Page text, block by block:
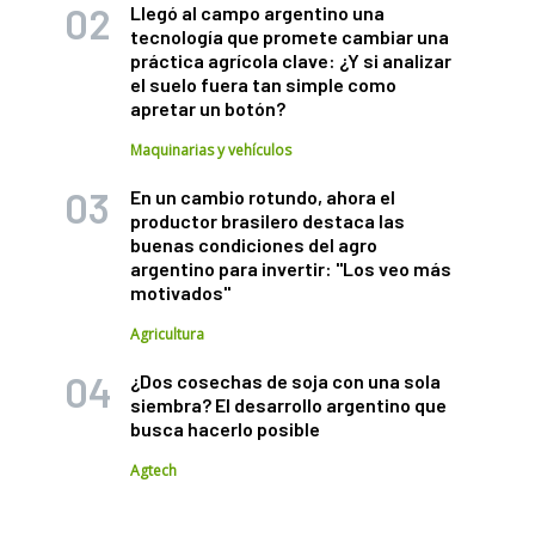
Llegó al campo argentino una
tecnología que promete cambiar una
práctica agrícola clave: ¿Y si analizar
el suelo fuera tan simple como
apretar un botón?
Maquinarias y vehículos
En un cambio rotundo, ahora el
productor brasilero destaca las
buenas condiciones del agro
argentino para invertir: "Los veo más
motivados"
Agricultura
¿Dos cosechas de soja con una sola
siembra? El desarrollo argentino que
busca hacerlo posible
Agtech